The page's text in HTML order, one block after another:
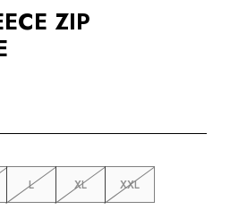
ZIP
L XL XXL